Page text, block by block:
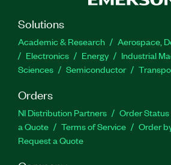
Solutions
Academic & Research
Aerospace,
Electronics
Energy Industrial
Sciences
Semiconductor
Orders
NI Distribution Partners Order
a Quote
Terms of Service
Order
Request a Quote